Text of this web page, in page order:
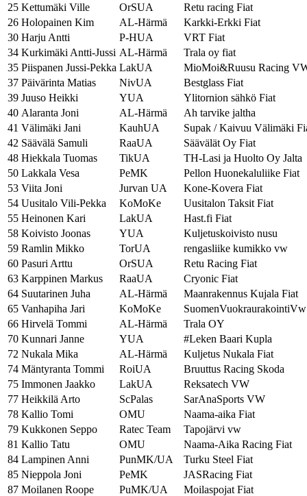
25 Kettumäki Ville OrSUA
Retu racing Fiat
26 Holopainen Kim AL-Härmä
Karkki-Erkki Fiat
30 Harju Antti P-HUA
VRT Fiat
34 Kurkimäki Antti-Jussi AL-Härmä
Trala oy fiat
35 Piispanen Jussi-Pekka LakUA
MioMoi&Ruusu Racing
37 Päivärinta Matias NivUA
Bestglass Fiat
39 Juuso Heikki YUA
Ylitornion sähkö Fiat
40 Alaranta Joni AL-Härmä
Ah tarvike jaltha
41 Välimäki Jani KauhUA
Supak / Kaivuu Välimäki
42 Säävälä Samuli RaaUA
Säävälät Oy Fiat
48 Hiekkala Tuomas TikUA
TH-Lasi ja Huolto Oy Jalta
50 Lakkala Vesa PeMK
Pellon Huonekaluliike Fiat
53 Viita Joni Jurvan UA
Kone-Kovera Fiat
54 Uusitalo Vili-Pekka KoMoKe
Uusitalon Taksit Fiat
55 Heinonen Kari LakUA
Hast.fi Fiat
58 Koivisto Joonas YUA
Kuljetuskoivisto nusu
59 Ramlin Mikko TorUA
rengasliike kumikko vw
60 Pasuri Arttu OrSUA
Retu Racing Fiat
63 Karppinen Markus RaaUA
Cryonic Fiat
64 Suutarinen Juha AL-Härmä
Maanrakennus Kujala Fiat
65 Vanhapiha Jari KoMoKe
SuomenVuokraurakointiVw
66 Hirvelä Tommi AL-Härmä
Trala OY
70 Kunnari Janne YUA
#Leken Baari Kupla
72 Nukala Mika AL-Härmä
Kuljetus Nukala Fiat
74 Mäntyranta Tommi RoiUA
Bruuttus Racing Skoda
75 Immonen Jaakko LakUA
Reksatech VW
77 Heikkilä Arto ScPalas
SarAnaSports VW
78 Kallio Tomi OMU
Naama-aika Fiat
79 Kukkonen Seppo Ratec Team
Tapojärvi vw
81 Kallio Tatu OMU
Naama-Aika Racing Fiat
84 Lampinen Anni PunMK/UA
Turku Steel Fiat
85 Nieppola Joni PeMK
JASRacing Fiat
87 Moilanen Roope PuMK/UA
Moilaspojat Fiat